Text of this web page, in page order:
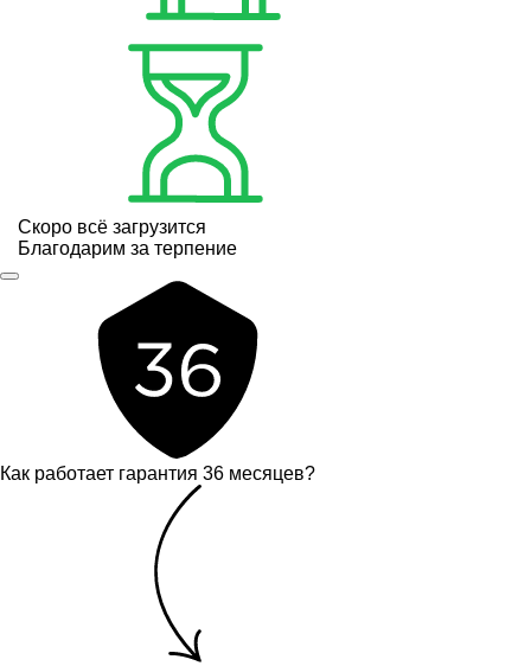
Скоро всё загрузится
Благодарим за терпение
Как работает гарантия 36 месяцев?